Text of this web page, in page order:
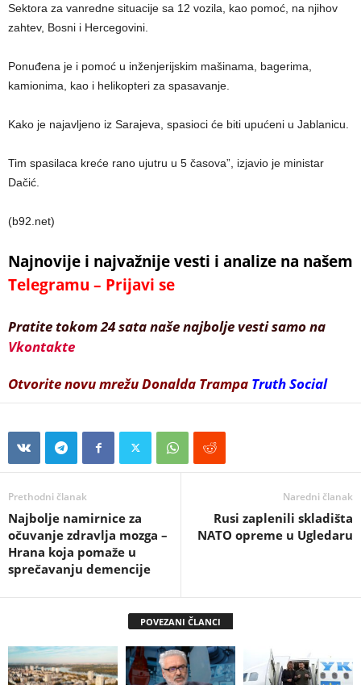
Sektora za vanredne situacije sa 12 vozila, kao pomoć, na njihov
zahtev, Bosni i Hercegovini.
Ponuđena je i pomoć u inženjerijskim mašinama, bagerima,
kamionima, kao i helikopteri za spasavanje.
Kako je najavljeno iz Sarajeva, spasioci će biti upućeni u Jablanicu.
Tim spasilaca kreće rano ujutru u 5 časova”, izjavio je ministar
Dačić.
(b92.net)
Najnovije i najvažnije vesti i analize na našem
Telegramu – Prijavi se
Pratite tokom 24 sata naše najbolje vesti samo na
Vkontakte
Otvorite novu mrežu Donalda Trampa Truth Social
Prethodni članak
Najbolje namirnice za
očuvanje zdravlja mozga –
Hrana koja pomaže u
sprečavanju demencije
Naredni članak
Rusi zaplenili skladišta
NATO opreme u Ugledaru
POVEZANI ČLANCI